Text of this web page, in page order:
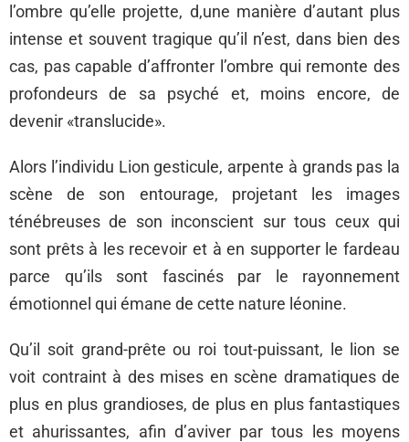
l’ombre qu’elle projette, d,une manière d’autant plus
intense et souvent tragique qu’il n’est, dans bien des
cas, pas capable d’affronter l’ombre qui remonte des
profondeurs de sa psyché et, moins encore, de
devenir «translucide».
Alors l’individu Lion gesticule, arpente à grands pas la
scène de son entourage, projetant les images
ténébreuses de son inconscient sur tous ceux qui
sont prêts à les recevoir et à en supporter le fardeau
parce qu’ils sont fascinés par le rayonnement
émotionnel qui émane de cette nature léonine.
Qu’il soit grand-prête ou roi tout-puissant, le lion se
voit contraint à des mises en scène dramatiques de
plus en plus grandioses, de plus en plus fantastiques
et ahurissantes, afin d’aviver par tous les moyens